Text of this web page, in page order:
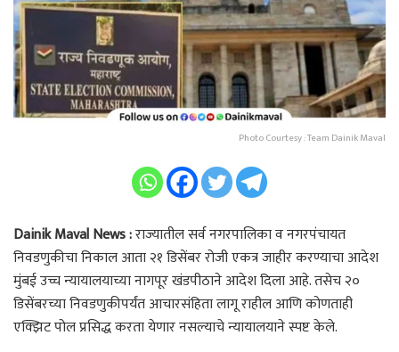
Photo Courtesy : Team Dainik Maval
Dainik Maval News :राज्यातील सर्व नगरपालिका व नगरपंचायत
निवडणुकीचा निकाल आता २१ डिसेंबर रोजी एकत्र जाहीर करण्याचा आदेश
मुंबई उच्च न्यायालयाच्या नागपूर खंडपीठाने आदेश दिला आहे. तसेच २०
डिसेंबरच्या निवडणुकीपर्यंत आचारसंहिता लागू राहील आणि कोणताही
एक्झिट पोल प्रसिद्ध करता येणार नसल्याचे न्यायालयाने स्पष्ट केले.